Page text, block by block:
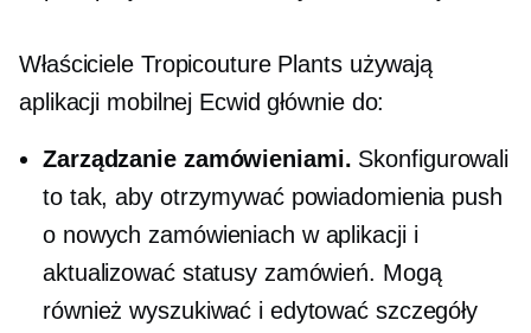
Właściciele Tropicouture Plants używają
aplikacji mobilnej Ecwid głównie do:
Zarządzanie zamówieniami. Skonfigurowali
to tak, aby otrzymywać powiadomienia push
o nowych zamówieniach w aplikacji i
aktualizować statusy zamówień. Mogą
również wyszukiwać i edytować szczegóły